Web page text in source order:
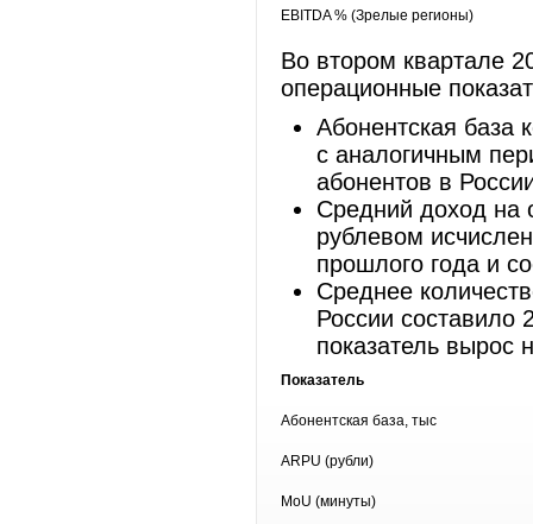
EBITDA % (Зрелые регионы)
Во втором квартале
операционные
Абонентская база
с аналогичным
абонентов в
Средний доход на
рублевом
прошлого года и
Среднее
России составило
показатель вырос
Показатель
Абонентская база, тыс
ARPU (рубли)
MoU (минуты)